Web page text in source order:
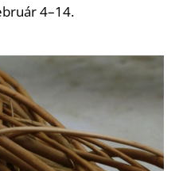
4–14.